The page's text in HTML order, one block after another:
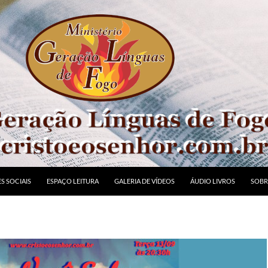
SOCIAIS ESPAÇO LEITURA GALERIA DE VÍDEOS ÁUDIO LIVROS